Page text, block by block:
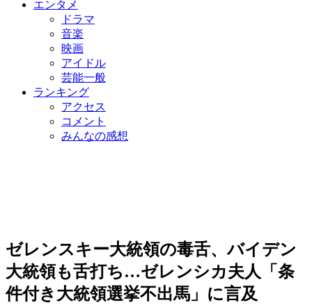
エンタメ
ドラマ
音楽
映画
アイドル
芸能一般
ランキング
アクセス
コメント
みんなの感想
ゼレンスキー大統領の毒舌、バイデン
大統領も舌打ち…ゼレンシカ夫人「条
件付き大統領選挙不出馬」に言及